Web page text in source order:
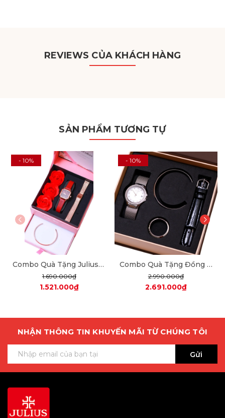
REVIEWS CỦA KHÁCH HÀNG
SẢN PHẨM TƯƠNG TỰ
- 10%
Combo Quà Tặng Julius JA-1370 + dây mesh + JSB078
1.690.000₫
1.521.000₫
- 10%
Combo Quà Tặng Đồng Hồ Nữ Julius Star JS-040A Sapphire Julius Star Hàn Quốc Dây Thép (Bạc)
2.990.000₫
2.691.000₫
NHẬN THÔNG TIN KHUYẾN MÃI TỪ CHÚNG TÔI
Gửi